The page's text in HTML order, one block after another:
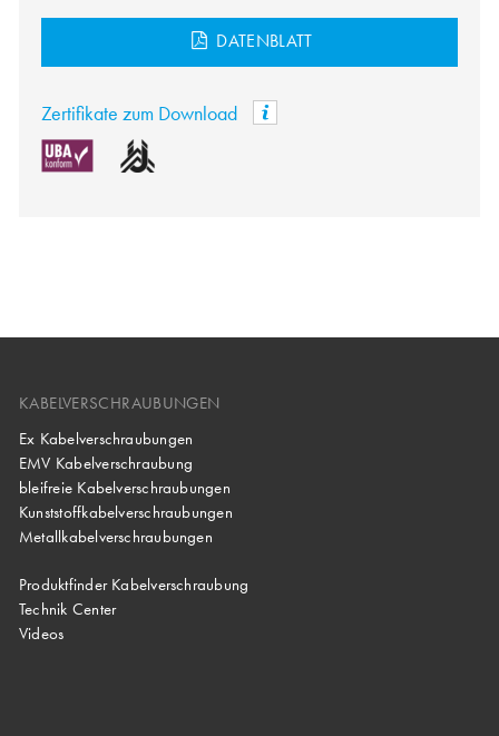
DATENBLATT
Zertifikate zum Download
KABELVERSCHRAUBUNGEN
Ex Kabelverschraubungen
EMV Kabelverschraubung
bleifreie Kabelverschraubungen
Kunststoffkabelverschraubungen
Metallkabelverschraubungen
Produktfinder Kabelverschraubung
Technik Center
Videos